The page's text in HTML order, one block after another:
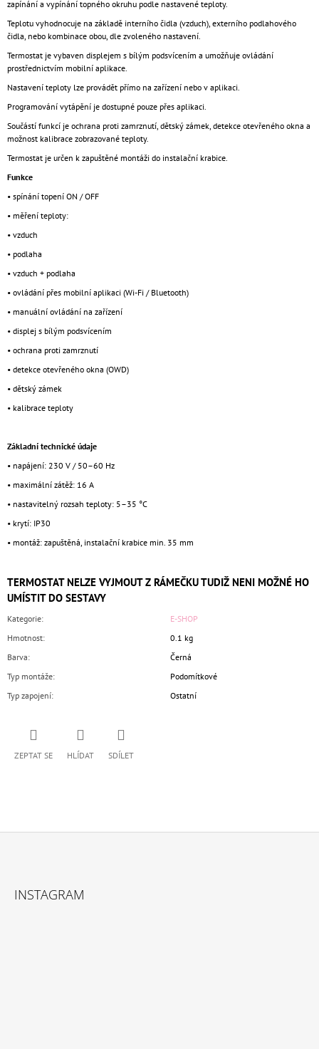
zapínání a vypínání topného okruhu podle nastavené teploty.
Teplotu vyhodnocuje na základě interního čidla (vzduch), externího podlahového
čidla, nebo kombinace obou, dle zvoleného nastavení.
Termostat je vybaven displejem s bílým podsvícením a umožňuje ovládání
prostřednictvím mobilní aplikace.
Nastavení teploty lze provádět přímo na zařízení nebo v aplikaci.
Programování vytápění je dostupné pouze přes aplikaci.
Součástí funkcí je ochrana proti zamrznutí, dětský zámek, detekce otevřeného okna a
možnost kalibrace zobrazované teploty.
Termostat je určen k zapuštěné montáži do instalační krabice.
Funkce
• spínání topení ON / OFF
• měření teploty:
• vzduch
• podlaha
• vzduch + podlaha
• ovládání přes mobilní aplikaci (Wi-Fi / Bluetooth)
• manuální ovládání na zařízení
• displej s bílým podsvícením
• ochrana proti zamrznutí
• detekce otevřeného okna (OWD)
• dětský zámek
• kalibrace teploty
Základní technické údaje
• napájení: 230 V / 50–60 Hz
• maximální zátěž: 16 A
• nastavitelný rozsah teploty: 5–35 °C
• krytí: IP30
• montáž: zapuštěná, instalační krabice min. 35 mm
TERMOSTAT NELZE VYJMOUT Z RÁMEČKU TUDIŽ NENI MOŽNÉ HO
UMÍSTIT DO SESTAVY
Kategorie:
E-SHOP
Hmotnost:
0.1 kg
Barva:
Černá
Typ montáže:
Podomítkové
Typ zapojení: Ostatní
ZEPTAT SE HLÍDAT SDÍLET
INSTAGRAM